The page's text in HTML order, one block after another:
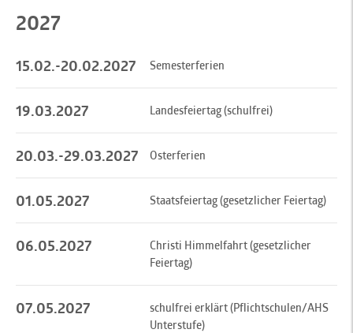
2027
15.02.-20.02.2027 Semesterferien
19.03.2027 Landesfeiertag (schulfrei)
20.03.-29.03.2027 Osterferien
01.05.2027 Staatsfeiertag (gesetzlicher Feiertag)
06.05.2027
Christi Himmelfahrt (gesetzlicher
Feiertag)
07.05.2027
schulfrei erklärt (Pflichtschulen/AHS
Unterstufe)